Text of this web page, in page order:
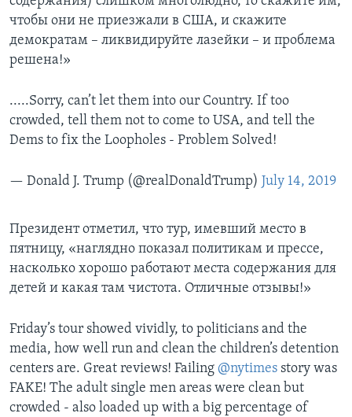
чтобы они не приезжали в США, и скажите
демократам – ликвидируйте лазейки – и проблема
решена!»
.....Sorry, can’t let them into our Country. If too
crowded, tell them not to come to USA, and tell the
Dems to fix the Loopholes - Problem Solved!
— Donald J. Trump (@realDonaldTrump) July 14, 2019
Президент отметил, что тур, имевший место в
пятницу, «наглядно показал политикам и прессе,
насколько хорошо работают места содержания для
детей и какая там чистота. Отличные отзывы!»
Friday’s tour showed vividly, to politicians and the
media, how well run and clean the children’s detention
centers are. Great reviews! Failing @nytimes story was
FAKE! The adult single men areas were clean but
crowded - also loaded up with a big percentage of